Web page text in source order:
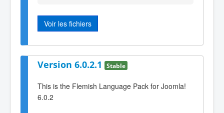
Voir les fichiers
Version 6.0.2.1 Stable
This is the Flemish Language Pack for Joomla!
6.0.2